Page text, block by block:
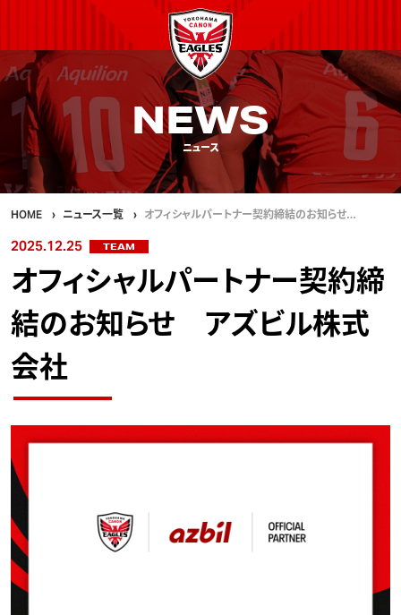
NEWS
ニュース
HOME ニュース一覧 オフィシャルパートナー契約締結のお知らせ…
2025.12.25 TEAM
オフィシャルパートナー契約締
結のお知らせ アズビル株式
会社